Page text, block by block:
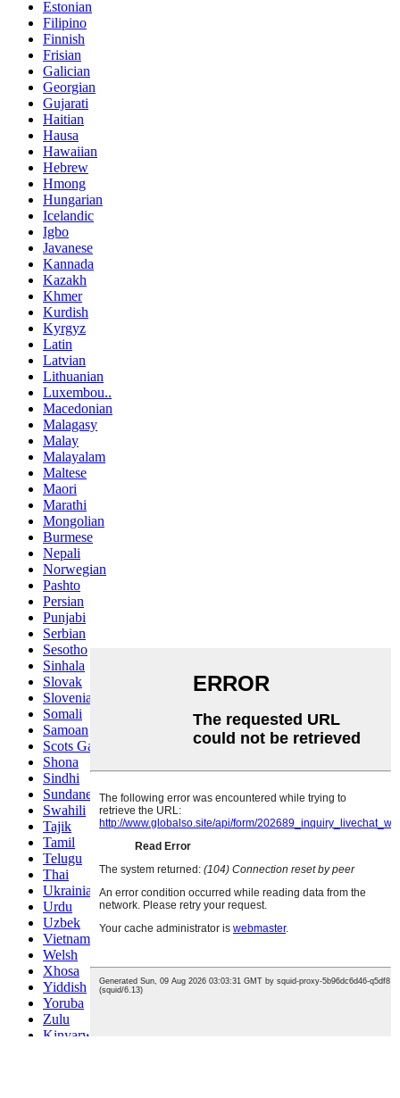
Estonian
Filipino
Finnish
Frisian
Galician
Georgian
Gujarati
Haitian
Hausa
Hawaiian
Hebrew
Hmong
Hungarian
Icelandic
Igbo
Javanese
Kannada
Kazakh
Khmer
Kurdish
Kyrgyz
Latin
Latvian
Lithuanian
Luxembou..
Macedonian
Malagasy
Malay
Malayalam
Maltese
Maori
Marathi
Mongolian
Burmese
Nepali
Norwegian
Pashto
Persian
Punjabi
Serbian
Sesotho
Sinhala
Slovak
Slovenian
Somali
Samoan
Scots Gaelic
Shona
Sindhi
Sundanese
Swahili
Tajik
Tamil
Telugu
Thai
Ukrainian
Urdu
Uzbek
Vietnamese
Welsh
Xhosa
Yiddish
Yoruba
Zulu
Kinyarwanda